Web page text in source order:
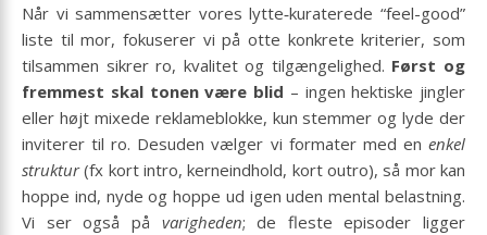
Når vi sammensætter vores lytte‐kuraterede “feel-good”
liste til mor, fokuserer vi på otte konkrete kriterier, som
tilsammen sikrer ro, kvalitet og tilgængelighed. Først og
fremmest skal tonen være blid – ingen hektiske jingler
eller højt mixede reklameblokke, kun stemmer og lyde der
inviterer til ro. Desuden vælger vi formater med en enkel
struktur(fx kort intro, kerneindhold, kort outro), så mor kan
hoppe ind, nyde og hoppe ud igen uden mental belastning.
Vi ser også på varigheden; de fleste episoder ligger